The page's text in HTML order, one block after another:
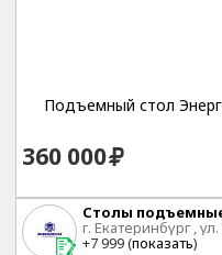
Подъемный стол
360 000
Столы
г. Екатеринбург ,
+7 999 (показать)